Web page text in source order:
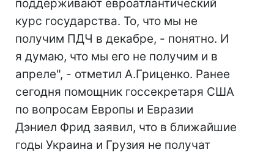
поддерживают евроатлантический
курс государства. То, что мы не
получим ПДЧ в декабре, - понятно. И
я думаю, что мы его не получим и в
апреле", - отметил А.Гриценко. Ранее
сегодня помощник госсекретаря США
по вопросам Европы и Евразии
Дэниел Фрид заявил, что в ближайшие
годы Украина и Грузия не получат